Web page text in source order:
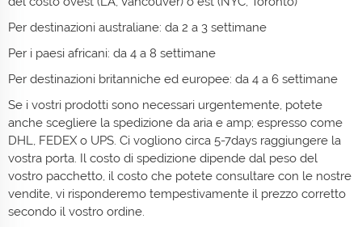
Per destinazioni australiane: da 2 a 3 settimane
Per i paesi africani: da 4 a 8 settimane
Per destinazioni britanniche ed europee: da 4 a 6 settimane
Se i vostri prodotti sono necessari urgentemente, potete
anche scegliere la spedizione da aria e amp; espresso come
DHL, FEDEX o UPS. Ci vogliono circa 5-7days raggiungere la
vostra porta. Il costo di spedizione dipende dal peso del
vostro pacchetto, il costo che potete consultare con le nostre
vendite, vi risponderemo tempestivamente il prezzo corretto
secondo il vostro ordine.